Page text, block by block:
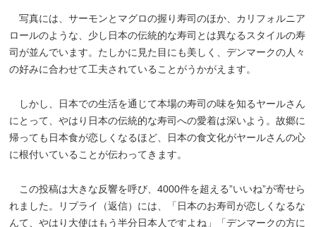
写真には、サーモンとマグロの握り寿司のほか、カリフォルニア
ロールのような、少し日本の伝統的な寿司とは異なるスタイルの寿
司が並んでいます。たしかに見た目にも美しく、デンマークの人々
の好みに合わせて工夫されていることがうかがえます。
しかし、日本での生活を通じて本場の寿司の味を知るヤールさん
にとって、やはり日本の伝統的な寿司への愛着は深いよう。故郷に
帰っても日本食が恋しくなるほど、日本の食文化がヤールさんの心
に根付いていることが伝わってきます。
この投稿は大きな反響を呼び、4000件を超える”いいね”が寄せら
れました。リプライ（返信）には、「日本のお寿司が恋しくなるな
んて、やはり大使はもう半分日本人ですよね」「デンマークの方に